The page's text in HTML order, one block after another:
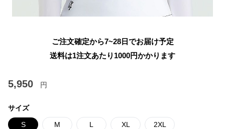
ご注文確定から7~28日でお届け予定
送料は1注文あたり 1000円かかります
5,950 円
サイズ
S M L XL 2XL